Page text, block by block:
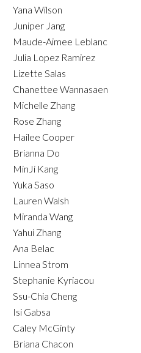
Yana Wilson
Juniper Jang
Maude-Aimee Leblanc
Julia Lopez Ramirez
Lizette Salas
Chanettee Wannasaen
Michelle Zhang
Rose Zhang
Hailee Cooper
Brianna Do
MinJi Kang
Yuka Saso
Lauren Walsh
Miranda Wang
Yahui Zhang
Ana Belac
Linnea Strom
Stephanie Kyriacou
Ssu-Chia Cheng
Isi Gabsa
Caley McGinty
Briana Chacon